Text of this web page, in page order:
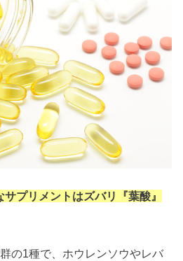
プリメントはズバリ『葉酸』
の1種で、ホウレンソウやレバ